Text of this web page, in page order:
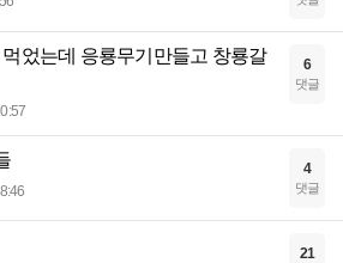
었는데 응룡무기만들고 창룡갈
6
댓글
4
댓글
21